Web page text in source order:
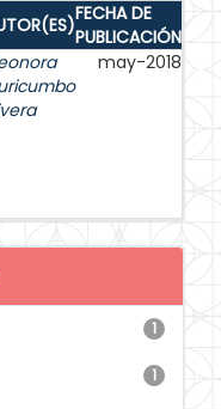
FECHA DE
PUBLICACIÓN
may-2018
1
1